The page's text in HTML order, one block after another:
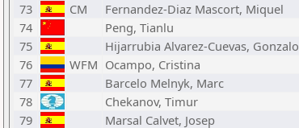
73
CM Fernandez-Diaz Mascort, Miquel
74
Peng, Tianlu
75
Hijarrubia Alvarez-Cuevas, Gonzalo
76
WFM Ocampo, Cristina
77
Barcelo Melnyk, Marc
78
Chekanov, Timur
79
Marsal Calvet, Josep